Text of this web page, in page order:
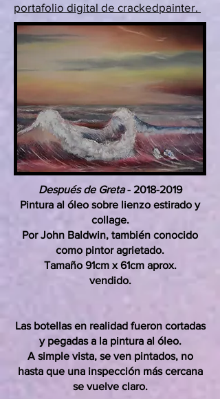
portafolio digital de crackedpainter.
Después de Greta- 2018-2019
Pintura al óleo sobre lienzo estirado y
collage.
Por John Baldwin, también conocido
como pintor agrietado.
Tamaño 91cm x 61cm aprox.
vendido.
Las botellas en realidad fueron cortadas
y pegadas a la pintura al óleo.
A simple vista, se ven pintados, no
hasta que una inspección más cercana
se vuelve claro.